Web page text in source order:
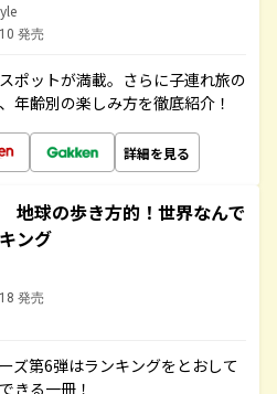
発売
ポットが満載。さらに子連れ旅の
年齢別の楽しみ方を徹底紹介！
詳細を見る
地球の歩き方的！世界なんで
ング
発売
ズ第6弾はランキングをとおして
きる一冊！